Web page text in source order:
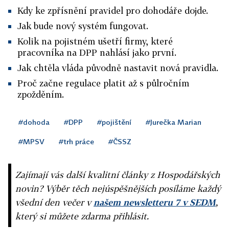
Kdy ke zpřísnění pravidel pro dohodáře dojde.
Jak bude nový systém fungovat.
Kolik na pojistném ušetří firmy, které
pracovníka na DPP nahlásí jako první.
Jak chtěla vláda původně nastavit nová pravidla.
Proč začne regulace platit až s půlročním
zpožděním.
#dohoda #DPP #pojištění #Jurečka Marian
#MPSV #trh práce #ČSSZ
Zajímají vás další kvalitní články z Hospodářských
novin? Výběr těch nejúspěšnějších posíláme každý
všední den večer vnašem newsletteru 7 v SEDM,
který si můžete zdarma přihlásit.